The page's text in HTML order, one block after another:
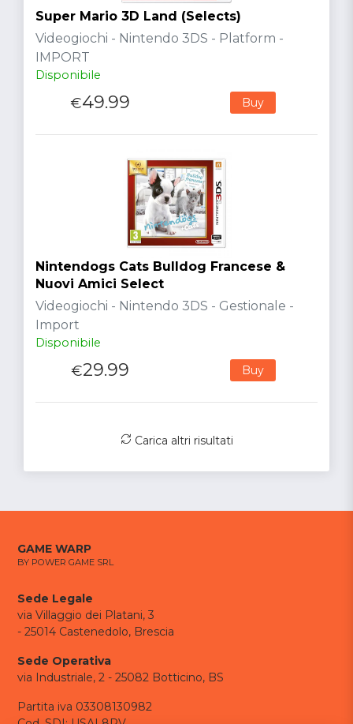
Super Mario 3D Land (Selects)
Videogiochi - Nintendo 3DS - Platform -
IMPORT
Disponibile
€49.99 Buy
Nintendogs Cats Bulldog Francese &
Nuovi Amici Select
Videogiochi - Nintendo 3DS - Gestionale -
Import
Disponibile
€29.99 Buy
Carica altri risultati
GAME WARP
BY POWER GAME SRL
Sede Legale
via Villaggio dei Platani, 3
- 25014 Castenedolo, Brescia
Sede Operativa
via Industriale, 2 - 25082 Botticino, BS
Partita iva 03308130982